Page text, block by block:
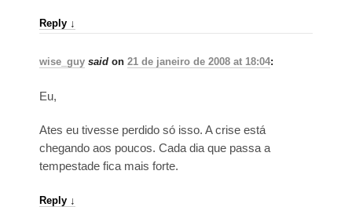
Reply ↓
wise_guy said on 21 de janeiro de 2008 at 18:04:
Eu,
Ates eu tivesse perdido só isso. A crise está
chegando aos poucos. Cada dia que passa a
tempestade fica mais forte.
Reply ↓